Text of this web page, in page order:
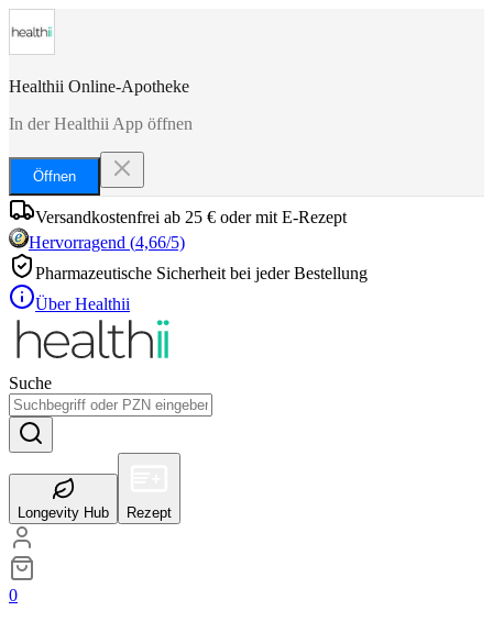
Healthii Online-Apotheke
In der Healthii App öffnen
Öffnen
Versandkostenfrei ab 25 € oder mit E-Rezept
Hervorragend (4,66/5)
Pharmazeutische Sicherheit bei jeder Bestellung
Über Healthii
Suche
Longevity Hub Rezept
0